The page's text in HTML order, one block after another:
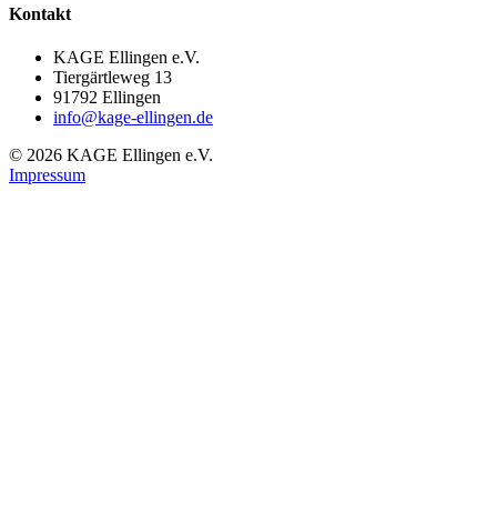
Kontakt
KAGE Ellingen e.V.
Tiergärtleweg 13
91792 Ellingen
info@kage-ellingen.de
© 2026 KAGE Ellingen e.V.
Impressum